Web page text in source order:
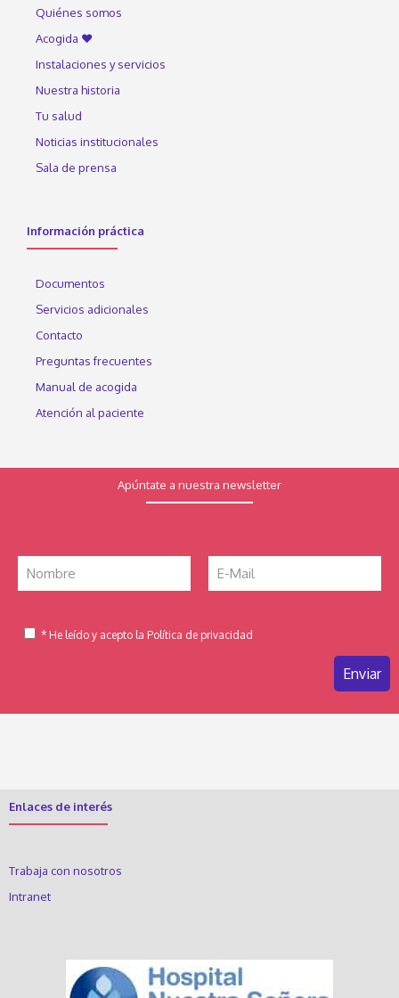
Quiénes somos
Acogida ♥
Instalaciones y servicios
Nuestra historia
Tu salud
Noticias institucionales
Sala de prensa
Información práctica
Documentos
Servicios adicionales
Contacto
Preguntas frecuentes
Manual de acogida
Atención al paciente
Apúntate a nuestra newsletter
* He leído y acepto la Política de privacidad
Enlaces de interés
Trabaja con nosotros
Intranet